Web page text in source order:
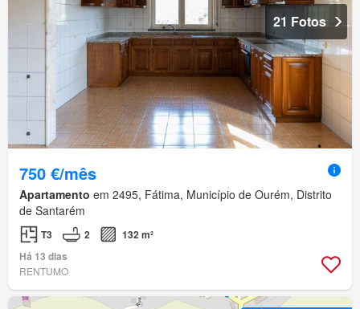
21 Fotos
750 €/mês
Apartamento em 2495, Fátima, Município de Ourém, Distrito
de Santarém
T3 2
132 m²
Há 13 dias
RENTUMO